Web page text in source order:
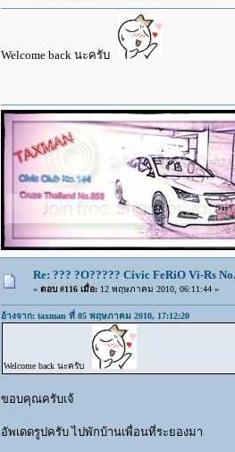
Welcome back นะครับ
Re: ??? ?O????? Civic FeRiO Vi-Rs
« ตอบ #116 เมื่อ:12 พฤษภาคม 2010, 06:11:44 »
อ้างจาก: taxman ที่ 05 พฤษภาคม 2010, 17:12:20
Welcome back นะครับ
ขอบคุณครับเจ้
อัพเดดรูปครับ ไปพักบ้านเพื่อนที่ระยองมา